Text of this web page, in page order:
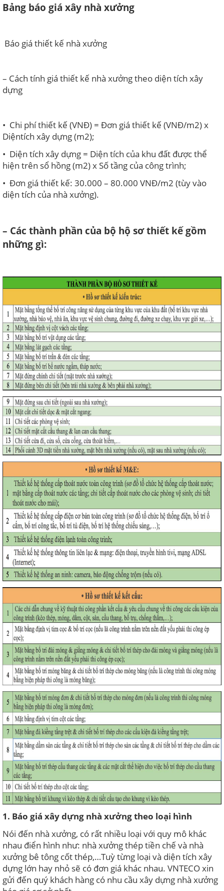
Bảng báo giá xây nhà xưởng
Báo giá thiết kế nhà xưởng
– Cách tính giá thiết kế nhà xưởng theo diện tích xây
dựng
• Chi phí thiết kế (VNĐ) = Đơn giá thiết kế (VNĐ/m2) x
Diệntích xây dựng (m2);
• Diện tích xây dựng = Diện tích của khu đất được thể
hiện trên sổ hồng (m2) x Số tầng của công trình;
• Đơn giá thiết kế: 30.000 – 80.000 VNĐ/m2 (tùy vào
diện tích của nhà xưởng).
– Các thành phần của bộ hộ sơ thiết kế gồm
những gì:
1. Báo giá xây dựng nhà xưởng theo loại hình
Nói đến nhà xưởng, có rất nhiều loại với quy mô khác
nhau điển hình như: nhà xưởng thép tiền chế và nhà
xưởng bê tông cốt thép,…Tuỳ từng loại và diện tích xây
dựng lớn hay nhỏ sẽ có đơn giá khác nhau. VNTECO xin
gửi đến quý khách hàng có nhu cầu xây dựng nhà xưởng